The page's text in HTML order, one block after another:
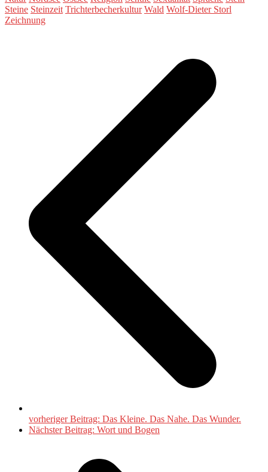
Steine Steinzeit Trichterbecherkultur Wald Wolf-Dieter Storl
Zeichnung
vorheriger Beitrag: Das Kleine. Das Nahe. Das Wunder.
Nächster Beitrag: Wort und Bogen